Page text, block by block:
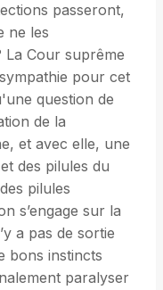
passeront,
ne les
Cour suprême
pour cet
question de
de la
et avec elle, une
des pilules du
pilules
s’engage sur la
a pas de sortie
bons instincts
paralyser